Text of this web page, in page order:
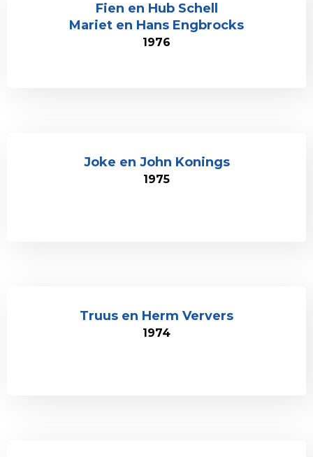
Fien en Hub Schell
Mariet en Hans Engbrocks
1976
Joke en John Konings
1975
Truus en Herm Ververs
1974